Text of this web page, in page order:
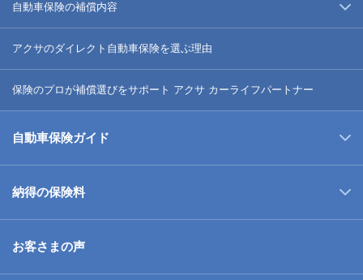
自動車保険の補償内容
アクサのダイレクト自動車保険を選ぶ理由
保険のプロが補償選びをサポート アクサ カーライフパートナー
自動車保険ガイド
納得の保険料
お客さまの声